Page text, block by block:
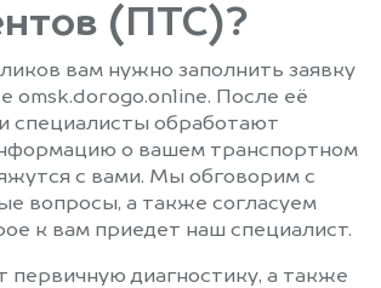
(ПТС)?
вам нужно заполнить заявку
omsk.dorogo.online. После её
специалисты обработают
о вашем транспортном
с вами. Мы обговорим с
вопросы, а также согласуем
к вам приедет наш специалист.
первичную диагностику, а также